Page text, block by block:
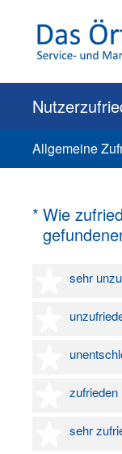
Allgemeine
* Wie
sehr
1
2
3
zufrieden
4
sehr
5